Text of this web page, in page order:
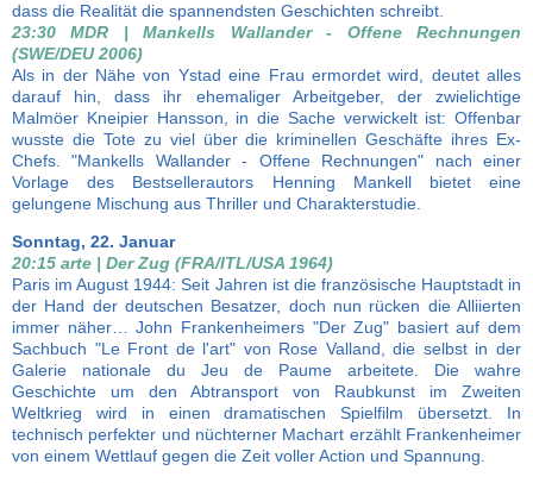
dass die Realität die spannendsten Geschichten schreibt.
23:30 MDR | Mankells Wallander - Offene Rechnungen
(SWE/DEU 2006)
Als in der Nähe von Ystad eine Frau ermordet wird, deutet alles
darauf hin, dass ihr ehemaliger Arbeitgeber, der zwielichtige
Malmöer Kneipier Hansson, in die Sache verwickelt ist: Offenbar
wusste die Tote zu viel über die kriminellen Geschäfte ihres Ex-
Chefs. "Mankells Wallander - Offene Rechnungen" nach einer
Vorlage des Bestsellerautors Henning Mankell bietet eine
gelungene Mischung aus Thriller und Charakterstudie.
Sonntag, 22. Januar
20:15 arte | Der Zug (FRA/ITL/USA 1964)
Paris im August 1944: Seit Jahren ist die französische Hauptstadt in
der Hand der deutschen Besatzer, doch nun rücken die Alliierten
immer näher… John Frankenheimers "Der Zug" basiert auf dem
Sachbuch "Le Front de l'art" von Rose Valland, die selbst in der
Galerie nationale du Jeu de Paume arbeitete. Die wahre
Geschichte um den Abtransport von Raubkunst im Zweiten
Weltkrieg wird in einen dramatischen Spielfilm übersetzt. In
technisch perfekter und nüchterner Machart erzählt Frankenheimer
von einem Wettlauf gegen die Zeit voller Action und Spannung.